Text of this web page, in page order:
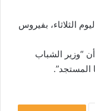
الثلاثاء، بفيروس
“وزير الشباب
المستجد”.